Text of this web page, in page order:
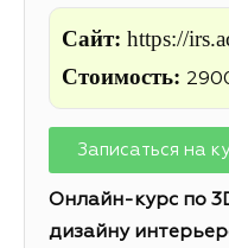
Сайт: https://
Стоимость:
Записаться на
Онлайн-курс по
дизайну